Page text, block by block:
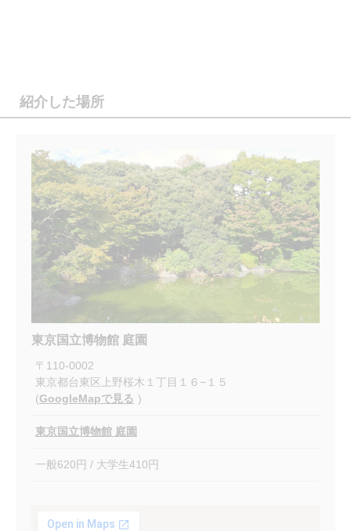
紹介した場所
東京国立博物館 庭園
〒 110-0002
東京都台東区上野桜木１丁目１６−１５
(GoogleMapで見る )
東京国立博物館 庭園
一般620円 / 大学生410円